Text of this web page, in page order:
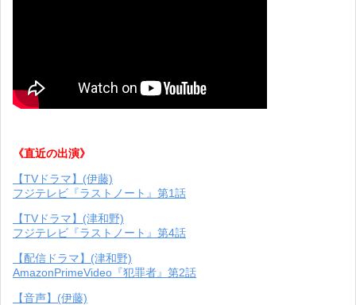
《直近の出演》
【TVドラマ】(伊藤)
フジテレビ『ラストノート』第1話
【TVドラマ】(津和野)
フジテレビ『ラストノート』第4話
【配信ドラマ】(津和野)
AmazonPrimeVideo『犯罪者』第2話
【音声】(伊藤)